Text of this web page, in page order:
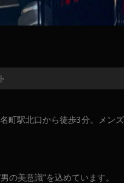
町駅北口から徒歩3分。メン
の美意識”を込めています。